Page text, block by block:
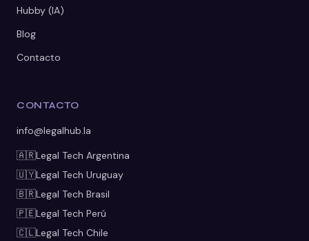
Hubby (IA)
Blog
Contacto
CONTACTO
info@legalhub.la
🇦🇷Legal Tech Argentina
🇺🇾Legal Tech Uruguay
🇧🇷Legal Tech Brasil
🇵🇪Legal Tech Perú
🇨🇱Legal Tech Chile